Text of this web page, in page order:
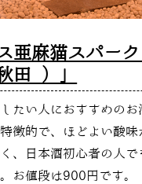
亜麻猫スパー
田 ）」
たい人におすすめのお
徴的で、ほどよい酸味
、日本酒初心者の人で
お値段は900円です。